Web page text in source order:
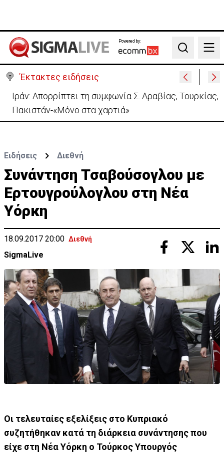
Powered by:
Search
Έκτακτες ειδήσεις
Ιράν: Απορρίπτει τη συμφωνία Σ. Αραβίας, Τουρκίας,
Πακιστάν-«Μόνο στα χαρτιά»
Ειδήσεις Διεθνή
Συνάντηση Τσαβούσογλου με
Ερτουγρούλογλου στη Νέα
Υόρκη
18.09.2017 20:00 Διεθνή
SigmaLive
Οι τελευταίες εξελίξεις στο Κυπριακό
συζητήθηκαν κατά τη διάρκεια συνάντησης που
είχε στη Νέα Υόρκη ο Τούρκος Υπουργός